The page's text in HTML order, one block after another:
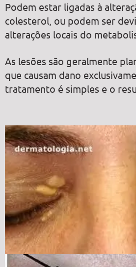
Podem estar ligadas à
colesterol, ou podem ser
alterações locais do
As lesões são geralmente
que causam dano
tratamento é simples e o